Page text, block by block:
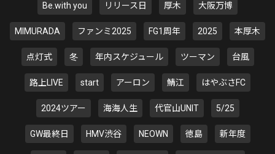
Be.with you リリース日 厚木 大阪万博
MIMURADA ファンミ2025 FG1周年 2025 本厚木
点灯式 冬 年内スケジュール ツーマン 台風
路上LIVE start アーロン 鯖江 はやぶさFC
2024ツアー 海海人生 代官山UNIT 5/25
GW最終日 HMV渋谷 NEOWN 徳島 新年度